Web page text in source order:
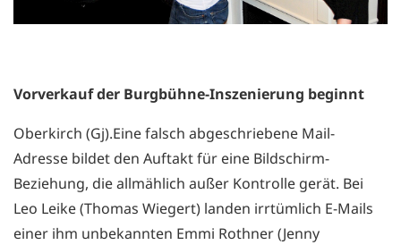
Vorverkauf der Burgbühne-Inszenierung beginnt
Oberkirch (Gj).Eine falsch abgeschriebene Mail-
Adresse bildet den Auftakt für eine Bildschirm-
Beziehung, die allmählich außer Kontrolle gerät. Bei
Leo Leike (Thomas Wiegert) landen irrtümlich E-Mails
einer ihm unbekannten Emmi Rothner (Jenny